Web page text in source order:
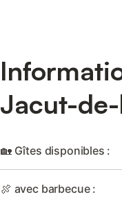
Jacut-
🏡 Gîtes disponibles :
🍖 avec barbecue :